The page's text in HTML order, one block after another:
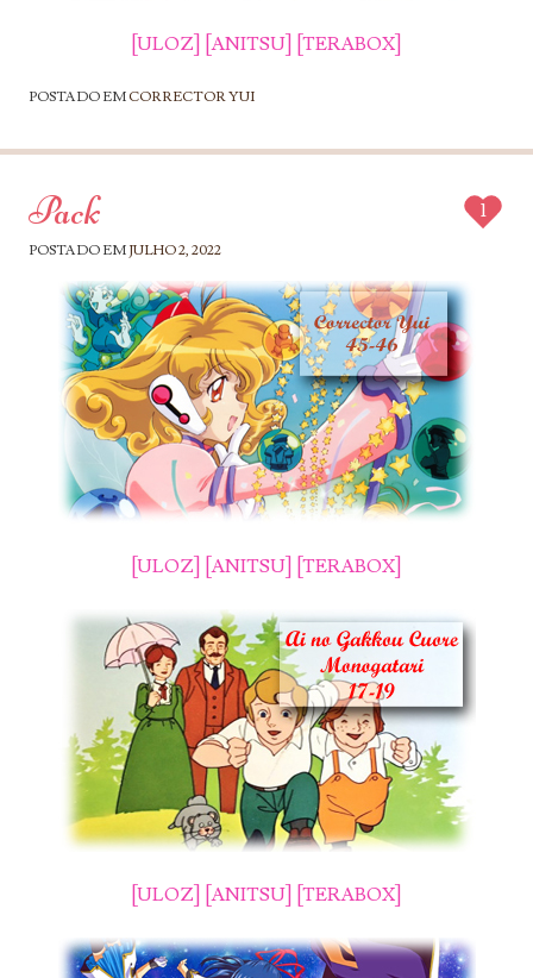
[ULOZ] [ANITSU] [TERABOX]
POSTADO EMCORRECTOR YUI
Pack
POSTADO EM JULHO 2, 2022
1
[ULOZ] [ANITSU] [TERABOX]
[ULOZ] [ANITSU] [TERABOX]